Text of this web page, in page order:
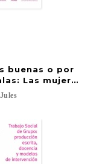
de las
buenas o por
Las mujeres
Jules